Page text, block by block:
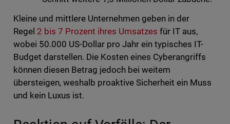
Kleine und mittlere Unternehmen geben in der
Regel 2 bis 7 Prozent ihres Umsatzes für IT aus,
wobei 50.000 US-Dollar pro Jahr ein typisches IT-
Budget darstellen. Die Kosten eines Cyberangriffs
können diesen Betrag jedoch bei weitem
übersteigen, weshalb proaktive Sicherheit ein Muss
und kein Luxus ist.